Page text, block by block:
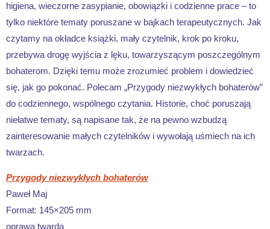
higiena, wieczorne zasypianie, obowiązki i codzienne prace – to
tylko niektóre tematy poruszane w bajkach terapeutycznych. Jak
czytamy na okładce książki, mały czytelnik, krok po kroku,
przebywa drogę wyjścia z lęku, towarzyszącym poszczególnym
bohaterom. Dzięki temu może zrozumieć problem i dowiedzieć
się, jak go pokonać. Polecam „Przygody niezwykłych bohaterów”
do codziennego, wspólnego czytania. Historie, choć poruszają
niełatwe tematy, są napisane tak, że na pewno wzbudzą
zainteresowanie małych czytelników i wywołają uśmiech na ich
twarzach.
Przygody niezwykłych bohaterów
Paweł Maj
Format: 145×205 mm
oprawa twarda